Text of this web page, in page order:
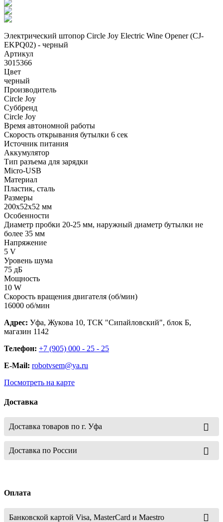
Электрический штопор Circle Joy Electric Wine Opener (CJ-
EKPQ02) - черный
Артикул
3015366
Цвет
черный
Производитель
Circle Joy
Суббренд
Circle Joy
Время автономной работы
Скорость открывания бутылки 6 сек
Источник питания
Аккумулятор
Тип разъема для зарядки
Micro-USB
Материал
Пластик, cталь
Размеры
200x52x52 мм
Особенности
Диаметр пробки 20-25 мм, наружный диаметр бутылки не
более 35 мм
Напряжение
5 V
Уровень шума
75 дБ
Мощность
10 W
Скорость вращения двигателя (об/мин)
16000 об/мин
Адрес: Уфа, Жукова 10, ТСК "Сипайловский", блок Б,
магазин 1142
Телефон: +7 (905) 000 - 25 - 25
E-Mail: robotvsem@ya.ru
Посмотреть на карте
Доставка
Доставка товаров по г. Уфа
Доставка по России
Оплата
Банковской картой Visa, MasterCard и Maestro